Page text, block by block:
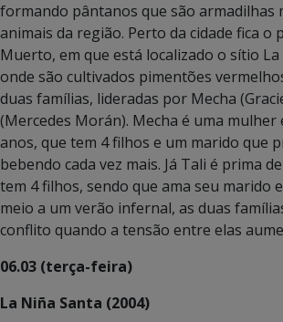
formando pântanos que são armadilhas
animais da região. Perto da cidade fica o
Muerto, em que está localizado o sítio
onde são cultivados pimentões
duas famílias, lideradas por Mecha
(Mercedes Morán). Mecha é uma mulher
anos, que tem 4 filhos e um marido que
bebendo cada vez mais. Já Tali é prima
tem 4 filhos, sendo que ama seu marido
meio a um verão infernal, as duas
conflito quando a tensão entre elas
06.03 (terça-feira)
La Niña Santa (2004)